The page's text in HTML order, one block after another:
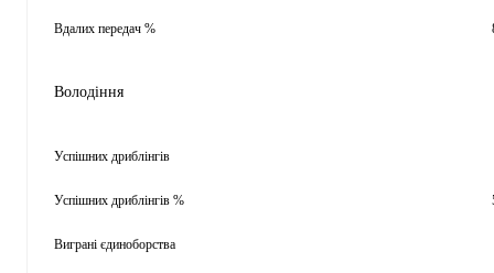
Вдалих передач %
Володіння
Успішних дриблінгів
Успішних дриблінгів %
Виграні єдиноборства